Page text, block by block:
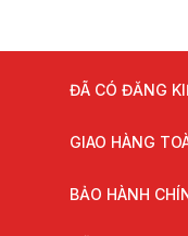
ĐÃ CÓ ĐĂNG
GIAO HÀNG
BẢO HÀNH